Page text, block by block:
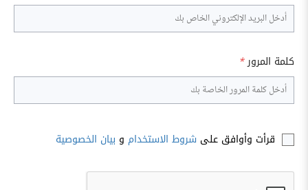
كلمة المرور*
قرأت وأوافق على شروط الاستخدام و بيان الخصوصية